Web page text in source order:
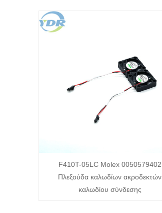
F410T-05LC Molex 0050579402
Πλεξούδα καλωδίων ακροδεκτών
καλωδίου σύνδεσης